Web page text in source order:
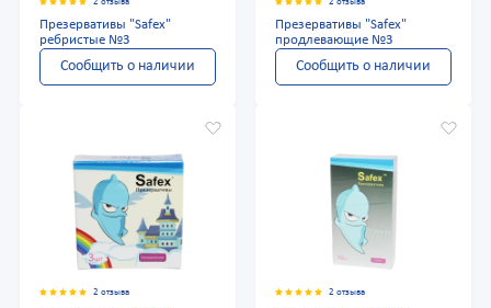
Презервативы "Safex"
ребристые №3
Сообщить о наличии
Презервативы "Safex"
продлевающие №3
Сообщить о наличии
2 отзыва 2 отзыва